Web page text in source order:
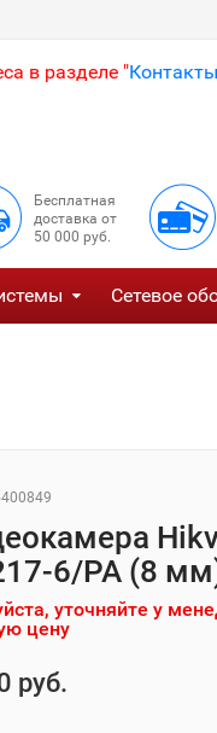
в разделе "
Бесплатная
доставка от
50 000 руб.
Сетевое
6/PA (8
уточняйте у
цену
руб.